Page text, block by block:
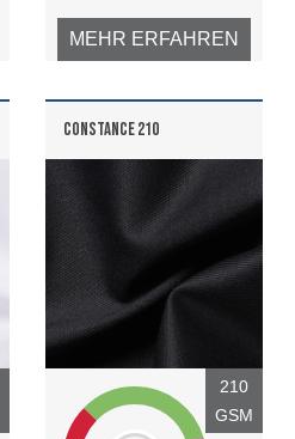
MEHR ERFAHREN
CONSTANCE 210
210
GSM